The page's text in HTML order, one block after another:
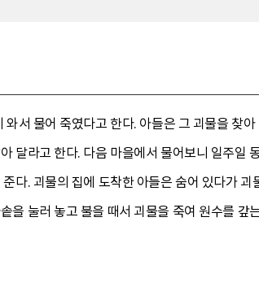
서 물어 죽였다고 한다. 아들은 그 괴물을 찾아
달라고 한다. 다음 마을에서 물어보니 일주일
다. 괴물의 집에 도착한 아들은 숨어 있다가 괴
을 눌러 놓고 불을 때서 괴물을 죽여 원수를 갚